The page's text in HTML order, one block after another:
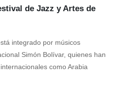
de Jazz y Artes de
integrado por músicos
Simón Bolívar, quienes han
como Arabia